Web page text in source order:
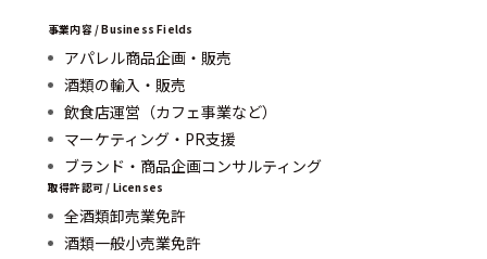
事業内容 / Business Fields
アパレル商品企画・販売
酒類の輸入・販売
飲食店運営（カフェ事業など）
マーケティング・PR支援
ブランド・商品企画コンサルティング
取得許認可 / Licenses
全酒類卸売業免許
酒類一般小売業免許